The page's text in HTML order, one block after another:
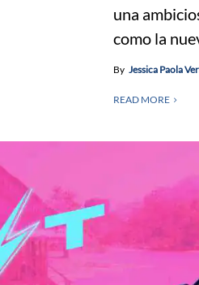
una
como la
By Jessica Paola
READ MORE